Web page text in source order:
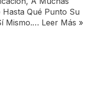
Hasta Qué Punto Su
Mismo.… Leer Más »